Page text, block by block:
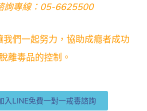
詢專線：05-6625500
們一起努力，協助成癮者成功
脫離毒品的控制。
入LINE免費一對一戒毒諮詢